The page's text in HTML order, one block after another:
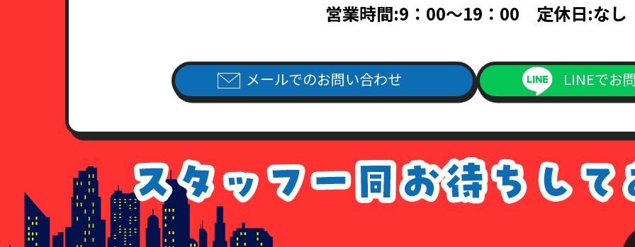
住民票・公共料金領収書・公共料金請求書は、発行日より3ヵ月以内で、現住所が記載されているもの
7．各種請求のお手続き方法
当社指定の申請用紙
に必要事項をご記入の上、上記本人確認書類の(1)～(4)のいずれかの写しを添付の上
（当社指定の申請用紙は、こちらよりダウンロード出来ます）
個人情報利用停止申請書
個人情報訂正追加削除請求書
委任状
8．手数料について
情報開示のご請求を頂いた場合、1回につき書留送料440円分の切手を申請書類に同封して下さい。
手数料が不足している場合、及び手数料が同封されていなかった場合は、その旨をご連絡させて頂きま
営業時間:9：00～19：00 定休日:なし
メールでのお問い合わせ LINEでお